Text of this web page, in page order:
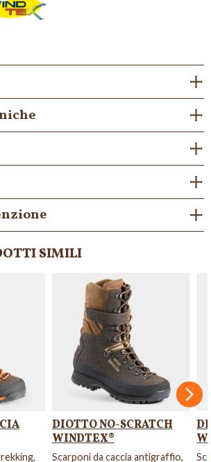
SIMILI
DIOTTO NO-SCRATCH
WINDTEX®
Scarponi da caccia antigraffio,